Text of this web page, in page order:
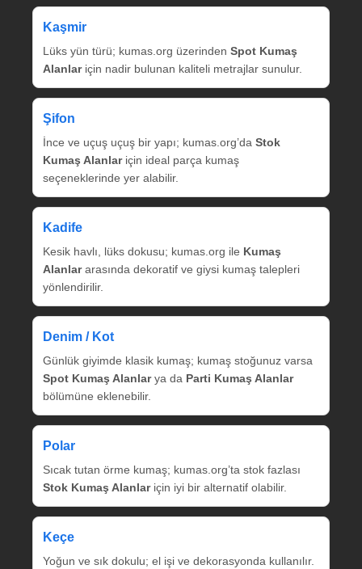
Kaşmir
Lüks yün türü; kumas.org üzerinden Spot Kumaş
Alanlariçin nadir bulunan kaliteli metrajlar sunulur.
Şifon
İnce ve uçuş uçuş bir yapı; kumas.org’da Stok
Kumaş Alanlariçin ideal parça kumaş
seçeneklerinde yer alabilir.
Kadife
Kesik havlı, lüks dokusu; kumas.org ile Kumaş
Alanlararasında dekoratif ve giysi kumaş talepleri
yönlendirilir.
Denim / Kot
Günlük giyimde klasik kumaş; kumaş stoğunuz varsa
Spot Kumaş Alanlarya da Parti Kumaş Alanlar
bölümüne eklenebilir.
Polar
Sıcak tutan örme kumaş; kumas.org’ta stok fazlası
Stok Kumaş Alanlariçin iyi bir alternatif olabilir.
Keçe
Yoğun ve sık dokulu; el işi ve dekorasyonda kullanılır.